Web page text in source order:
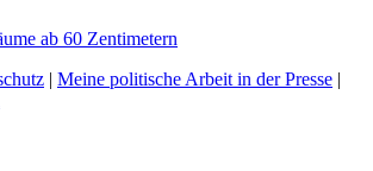
ab 60 Zentimetern
| Meine politische Arbeit in der Presse |